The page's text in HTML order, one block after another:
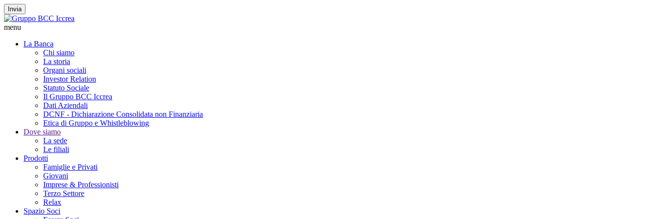
Invia
menu
La Banca
Chi siamo
La storia
Organi sociali
Investor Relation
Statuto Sociale
Il Gruppo BCC Iccrea
Dati Aziendali
DCNF - Dichiarazione Consolidata non Finanziaria
Etica di Gruppo e Whistleblowing
Dove siamo
La sede
Le filiali
Prodotti
Famiglie e Privati
Giovani
Imprese & Professionisti
Terzo Settore
Relax
Spazio Soci